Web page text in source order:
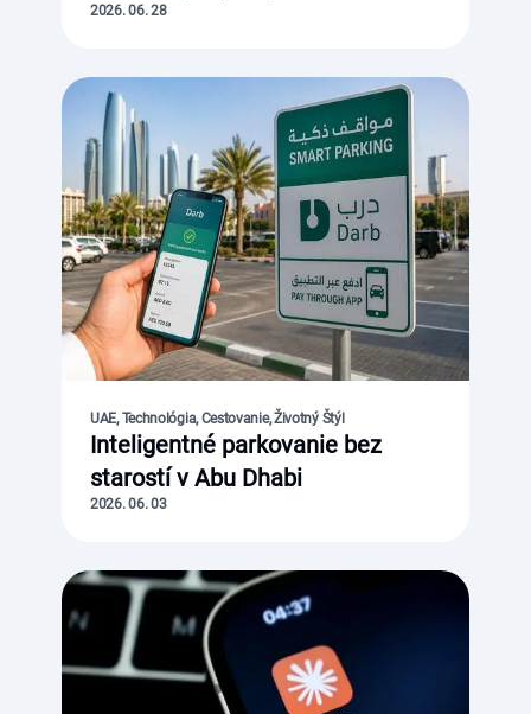
2026. 06. 28
UAE, Technológia, Cestovanie, Životný Štýl
Inteligentné parkovanie bez
starostí v Abu Dhabi
2026. 06. 03